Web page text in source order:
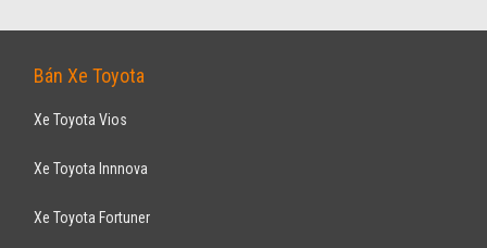
Bán Xe Toyota
Xe Toyota Vios
Xe Toyota Innnova
Xe Toyota Fortuner